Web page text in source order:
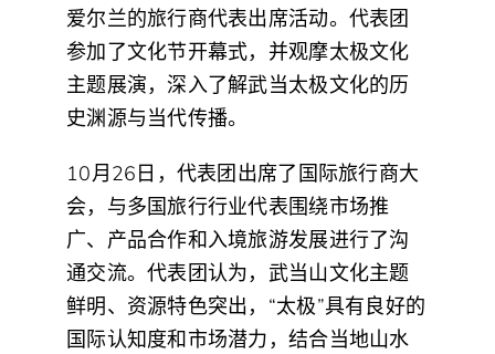
爱尔兰的旅行商代表出席活动。代表团
参加了文化节开幕式，并观摩太极文化
主题展演，深入了解武当太极文化的历
史渊源与当代传播。
10月26日，代表团出席了国际旅行商大
会，与多国旅行行业代表围绕市场推
广、产品合作和入境旅游发展进行了沟
通交流。代表团认为，武当山文化主题
鲜明、资源特色突出， “太极”具有良好的
国际认知度和市场潜力，结合当地山水